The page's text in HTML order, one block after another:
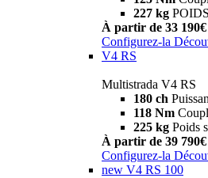
227 kg
À partir de 33 190€
Configurez-la
V4 RS
Multistrada V4 RS
180 ch
118 Nm
225 kg Poids
À partir de 39 790€
Configurez-la
new V4 RS 100